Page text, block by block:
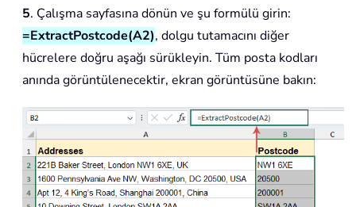
5. Çalışma sayfasına dönün ve şu formülü girin:
=ExtractPostcode(A2), dolgu tutamacını diğer
hücrelere doğru aşağı sürükleyin. Tüm posta kodları
anında görüntülenecektir, ekran görüntüsüne bakın: